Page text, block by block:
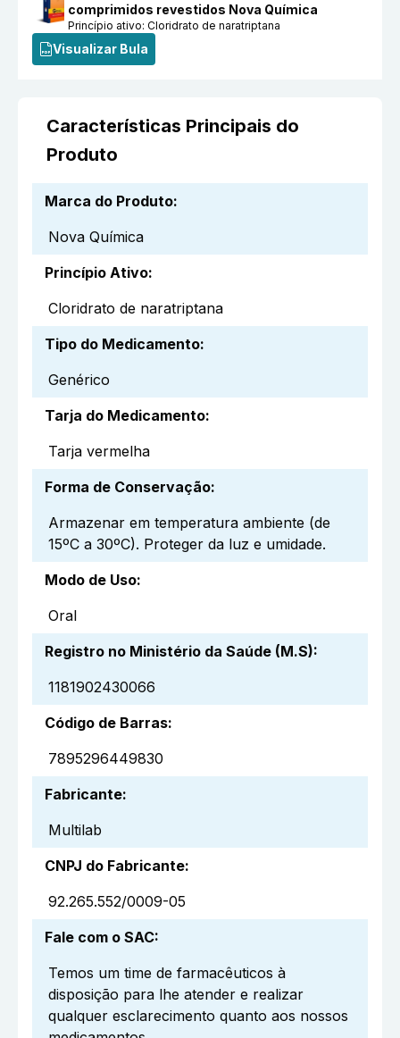
comprimidos revestidos Nova Química
Princípio ativo:Cloridrato de naratriptana
Visualizar Bula
Características Principais do
Produto
Marca do Produto:
Nova Química
Princípio Ativo:
Cloridrato de naratriptana
Tipo do Medicamento:
Genérico
Tarja do Medicamento:
Tarja vermelha
Forma de Conservação:
Armazenar em temperatura ambiente (de
15ºC a 30ºC). Proteger da luz e umidade.
Modo de Uso:
Oral
Registro no Ministério da Saúde (M.S):
1181902430066
Código de Barras:
7895296449830
Fabricante:
Multilab
CNPJ do Fabricante:
92.265.552/0009-05
Fale com o SAC:
Temos um time de farmacêuticos à
disposição para lhe atender e realizar
qualquer esclarecimento quanto aos nossos